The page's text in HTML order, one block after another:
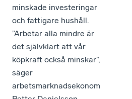
minskade investeringar
och fattigare hushåll.
”Arbetar alla mindre är
det självklart att vår
köpkraft också minskar”,
säger
arbetsmarknadsekonom